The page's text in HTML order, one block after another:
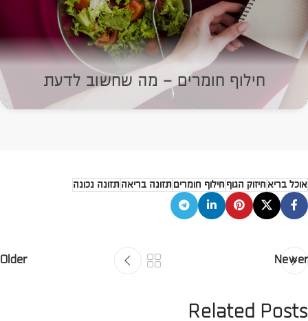
חילוף חומרים – מה שחשוב לדעת
אוכל בריאחיזוק הגוףחילוף חומריםתזונה בריאהתזונה נכונה
Newer
Older
Related Posts